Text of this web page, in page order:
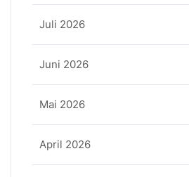
Juli 2026
Juni 2026
Mai 2026
April 2026